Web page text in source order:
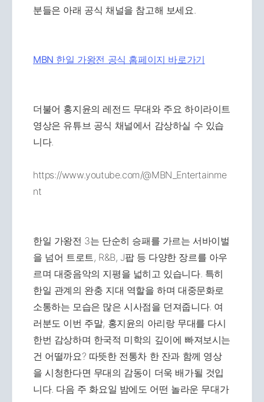
분들은 아래 공식 채널을 참고해 보세요.
MBN 한일 가왕전 공식 홈페이지 바로가기
더불어 홍지윤의 레전드 무대와 주요 하이라이트
영상은 유튜브 공식 채널에서 감상하실 수 있습
니다.
https://www.youtube.com/@MBN_Entertainme
nt
한일 가왕전 3는 단순히 승패를 가르는 서바이벌
을 넘어 트로트, R&B, J팝 등 다양한 장르를 아우
르며 대중음악의 지평을 넓히고 있습니다. 특히
한일 관계의 완충 지대 역할을 하며 대중문화로
소통하는 모습은 많은 시사점을 던져줍니다. 여
러분도 이번 주말, 홍지윤의 아리랑 무대를 다시
한번 감상하며 한국적 미학의 깊이에 빠져보시는
건 어떨까요? 따뜻한 전통차 한 잔과 함께 영상
을 시청한다면 무대의 감동이 더욱 배가될 것입
니다. 다음 주 화요일 밤에도 어떤 놀라운 무대가